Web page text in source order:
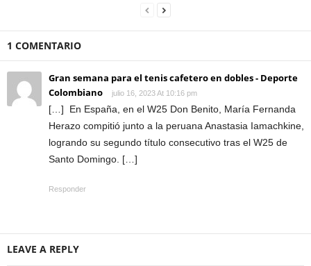
1 COMENTARIO
Gran semana para el tenis cafetero en dobles - Deporte
Colombiano
julio 16, 2023 At 10:16 pm
[…] En España, en el W25 Don Benito, María Fernanda
Herazo compitió junto a la peruana Anastasia Iamachkine,
logrando su segundo título consecutivo tras el W25 de
Santo Domingo. […]
Responder
LEAVE A REPLY